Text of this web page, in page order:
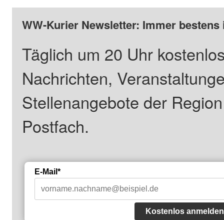
WW-Kurier Newsletter: Immer
Täglich um 20 Uhr
Nachrichten,
Stellenangebote der
Postfach.
E-Mail*
Kostenlos anmelden